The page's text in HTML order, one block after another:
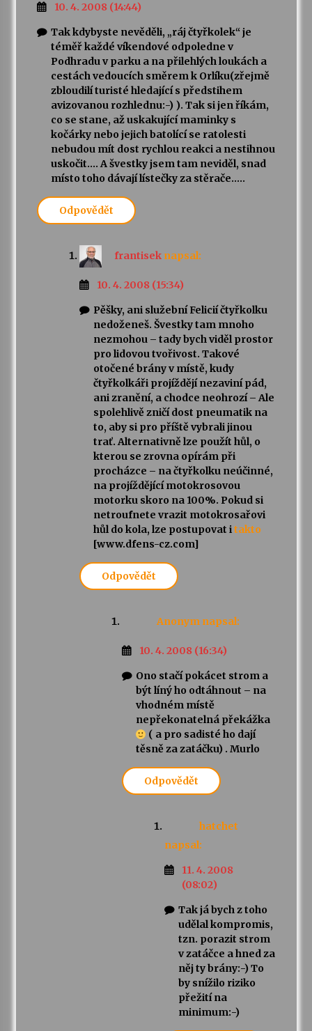
10. 4. 2008 (14:44)
Tak kdybyste nevěděli, „ráj čtyřkolek“ je
téměř každé víkendové odpoledne v
Podhradu v parku a na přilehlých loukách a
cestách vedoucích směrem k Orlíku(zřejmě
zbloudilí turisté hledající s předstihem
avizovanou rozhlednu:-) ). Tak si jen říkám,
co se stane, až uskakující maminky s
kočárky nebo jejich batolící se ratolesti
nebudou mít dost rychlou reakci a nestihnou
uskočit…. A švestky jsem tam neviděl, snad
místo toho dávají lístečky za stěrače…..
Odpovědět
frantisek napsal:
10. 4. 2008 (15:34)
Pěšky, ani služební Felicií čtyřkolku
nedoženeš. Švestky tam mnoho
nezmohou – tady bych viděl prostor
pro lidovou tvořivost. Takové
otočené brány v místě, kudy
čtyřkolkáři projíždějí nezaviní pád,
ani zranění, a chodce neohrozí – Ale
spolehlivě zničí dost pneumatik na
to, aby si pro příště vybrali jinou
trať. Alternativně lze použít hůl, o
kterou se zrovna opírám při
procházce – na čtyřkolku neúčinné,
na projíždějící motokrosovou
motorku skoro na 100%. Pokud si
netroufnete vrazit motokrosařovi
hůl do kola, lze postupovat itakto
[www.dfens-cz.com]
Odpovědět
Anonym napsal:
10. 4. 2008 (16:34)
Ono stačí pokácet strom a
být líný ho odtáhnout – na
vhodném místě
nepřekonatelná překážka
( a pro sadisté ho dají
těsně za zatáčku) . Murlo
Odpovědět
hatchet
napsal:
11. 4. 2008
(08:02)
Tak já bych z toho
udělal kompromis,
tzn. porazit strom
v zatáčce a hned za
něj ty brány:-) To
by snížilo riziko
přežití na
minimum:-)